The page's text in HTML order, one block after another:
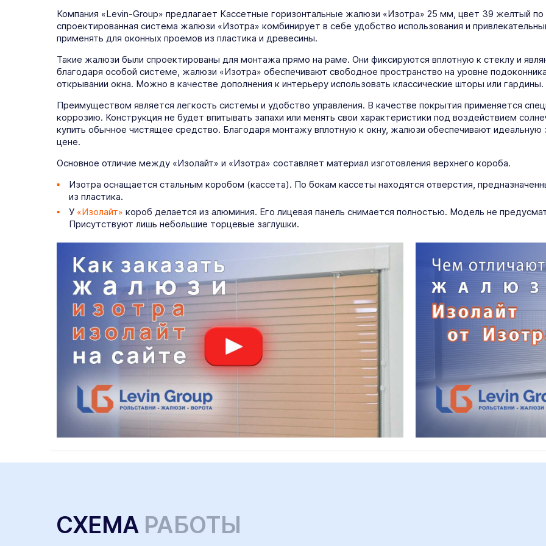
Компания «Levin-Group» предлагает Кассетные горизонтальные жалюзи «Изотра» 25 мм, цвет 39 желтый по
спроектированная система жалюзи «Изотра» комбинирует в себе удобство использования и
применять для оконных проемов из пластика и древесины.
Такие жалюзи были спроектированы для монтажа прямо на раме. Они фиксируются вплотную к стеклу и
благодаря особой системе, жалюзи «Изотра» обеспечивают свободное пространство на уровне
открывании окна. Можно в качестве дополнения к интерьеру использовать классические шторы или гардины.
Преимуществом является легкость системы и удобство управления. В качестве покрытия применяется
коррозию. Конструкция не будет впитывать запахи или менять свои характеристики под воздействием
купить обычное чистящее средство. Благодаря монтажу вплотную к окну, жалюзи обеспечивают
цене.
Основное отличие между «Изолайт» и «Изотра» составляет материал изготовления верхнего короба.
Изотра оснащается стальным коробом (кассета). По бокам кассеты находятся отверстия,
из пластика.
У «Изолайт» короб делается из алюминия. Его лицевая панель снимается полностью. Модель не
Присутствуют лишь небольшие торцевые заглушки.
СХЕМА РАБОТЫ